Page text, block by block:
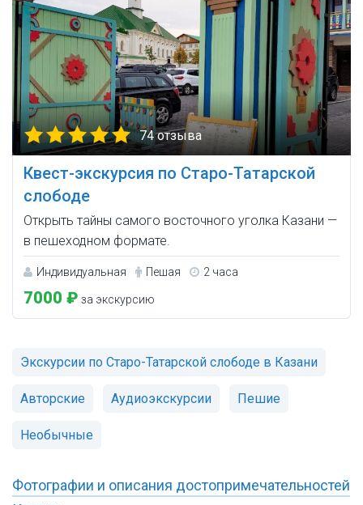
74 отзыва
Квест-экскурсия по Старо-Татарской
слободе
Открыть тайны самого восточного уголка Казани —
в пешеходном формате.
Индивидуальная Пешая 2 часа
7000 ₽ за экскурсию
Экскурсии по Старо-Татарской слободе в Казани
Авторские Аудиоэкскурсии Пешие
Необычные
Фотографии и описания достопримечательностей